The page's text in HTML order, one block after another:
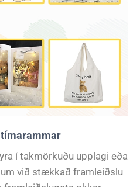
í takmörkuðu upplagi eða
við stækkað framleiðslu